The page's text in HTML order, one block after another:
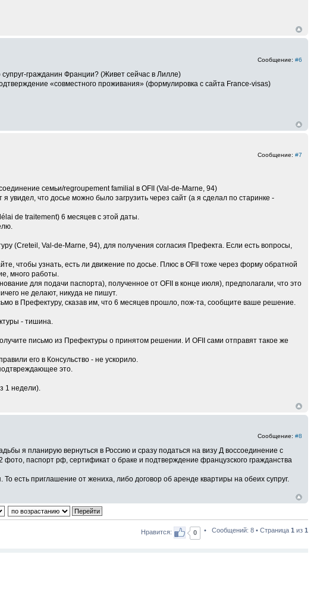
Сообщение: #6
гражданин Франции? (Живет сейчас в Лилле)
«совместного проживания» (формулировка с сайта France-visas)
Сообщение: #7
семьи/regroupement familial в OFII (Val-de-Marne, 94)
что досье можно было загрузить через сайт (а я сделал по старинке -
de traitement) 6 месяцев с этой даты.
(Creteil, Val-de-Marne, 94), для получения согласия Префекта. Если есть вопросы,
чтобы узнать, есть ли движение по досье. Плюс в OFII тоже через форму обратной
много работы.
для подачи паспорта), полученное от OFII в конце июля), предполагали, что это
не делают, никуда не пишут.
в Префектуру, сказав им, что 6 месяцев прошло, пож-та, сообщите ваше решение.
- тишина.
письмо из Префектуры о принятом решении. И OFII сами отправят такое же
его в Консульство - не ускорило.
это.
1 недели).
Сообщение: #8
я планирую вернуться в Россию и сразу податься на визу Д воссоединение с
фото, паспорт рф, сертификат о браке и подтверждение французского гражданства
есть приглашение от жениха, либо договор об аренде квартиры на обеих супруг.
Нравится: 0 • Сообщений: 8 • Страница 1 из 1